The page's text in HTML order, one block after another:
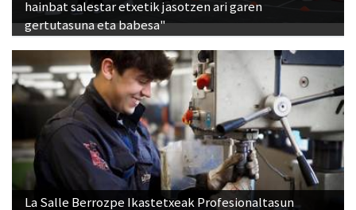
La Salle Berrozpe Ikastetxeak Profesionaltasun
Ziurtagiriaren lehen C gradua eskainiko du datorren
ikasturtean